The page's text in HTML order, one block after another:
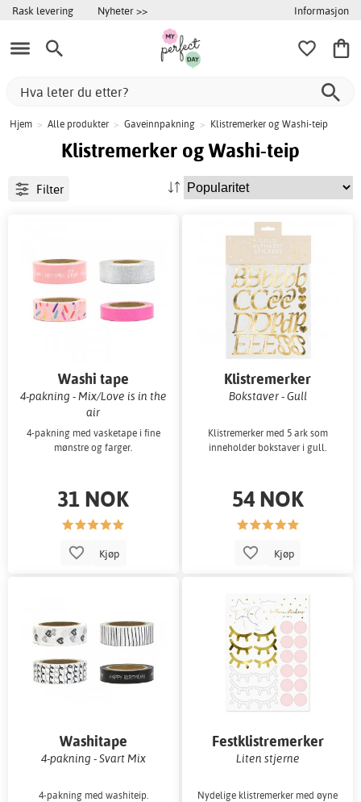
Rask levering Nyheter >> Informasjon
Hjem > Alle produkter > Gaveinnpakning > Klistremerker og Washi-teip
Klistremerker og Washi-teip
Filter
Washi tape
4-pakning - Mix/Love is in the
air
4-pakning med vasketape i fine
mønstre og farger.
31 NOK
Kjøp
Klistremerker
Bokstaver - Gull
Klistremerker med 5 ark som
inneholder bokstaver i gull.
54 NOK
Kjøp
Washitape
4-pakning - Svart Mix
4-pakning med washiteip.
Festklistremerker
Liten stjerne
Nydelige klistremerker med øyne